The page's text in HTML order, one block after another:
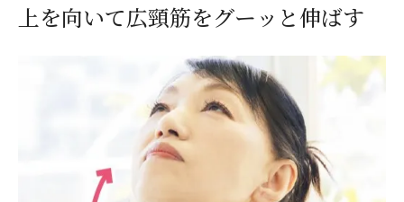
上を向いて広頸筋をグーッと伸ばす